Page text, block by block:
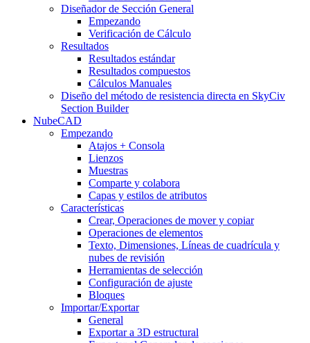
Diseñador de Sección General
Empezando
Verificación de Cálculo
Resultados
Resultados estándar
Resultados compuestos
Cálculos Manuales
Diseño del método de resistencia directa en SkyCiv
Section Builder
NubeCAD
Empezando
Atajos + Consola
Lienzos
Muestras
Comparte y colabora
Capas y estilos de atributos
Características
Crear, Operaciones de mover y copiar
Operaciones de elementos
Texto, Dimensiones, Líneas de cuadrícula y
nubes de revisión
Herramientas de selección
Configuración de ajuste
Bloques
Importar/Exportar
General
Exportar a 3D estructural